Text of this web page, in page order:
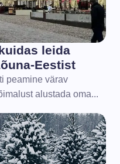
leida
Eestist
peamine värav
alustada oma...